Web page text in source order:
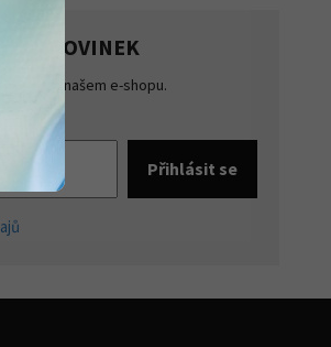
NOVINEK
na našem e-shopu.